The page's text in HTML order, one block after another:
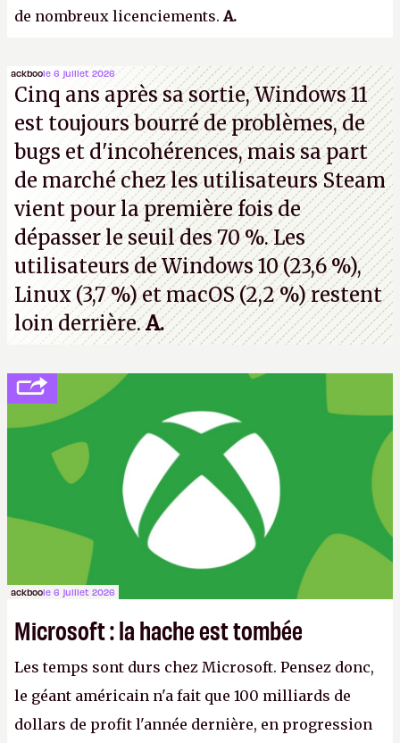
de nombreux licenciements.A.
ackboole 6 juillet 2026
Cinq ans après sa sortie, Windows 11
est toujours bourré de problèmes, de
bugs et d'incohérences, mais sa part
de marché chez les utilisateurs Steam
vient pour la première fois de
dépasser le seuil des 70 %. Les
utilisateurs de Windows 10 (23,6 %),
Linux (3,7 %) et macOS (2,2 %) restent
loin derrière.A.
ackboole 6 juillet 2026
Microsoft : la hache est tombée
Les temps sont durs chez Microsoft. Pensez donc,
le géant américain n'a fait que 100 milliards de
dollars de profit l'année dernière, en progression